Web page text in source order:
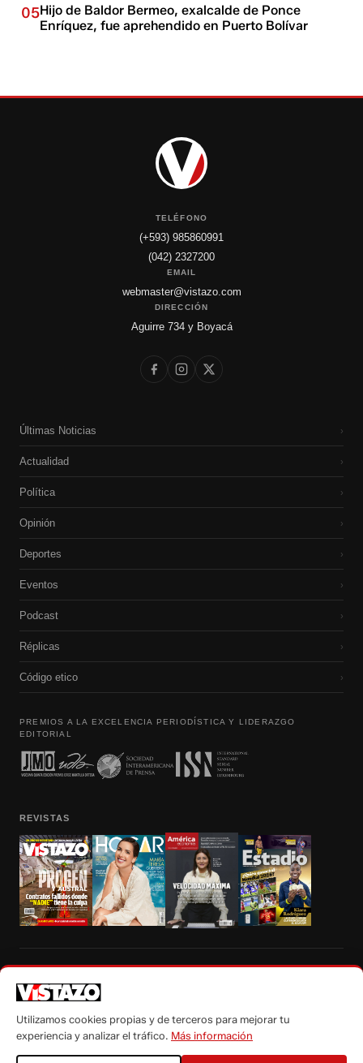
05Hijo de Baldor Bermeo, exalcalde de Ponce
Enríquez, fue aprehendido en Puerto Bolívar
TELÉFONO
(+593) 985860991
(042) 2327200
EMAIL
webmaster@vistazo.com
DIRECCIÓN
Aguirre 734 y Boyacá
Últimas Noticias ›
Actualidad ›
Política ›
Opinión ›
Deportes ›
Eventos ›
Podcast ›
Réplicas ›
Código etico ›
PREMIOS A LA EXCELENCIA PERIODÍSTICA Y LIDERAZGO
EDITORIAL
REVISTAS
autorización escrita de su titular, de todos los contenidos de Vistazo.com.
Utilizamos cookies propias y de terceros para mejorar tu
experiencia y analizar el tráfico. Más información